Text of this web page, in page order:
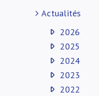
Actualités
2026
2025
2024
2023
2022